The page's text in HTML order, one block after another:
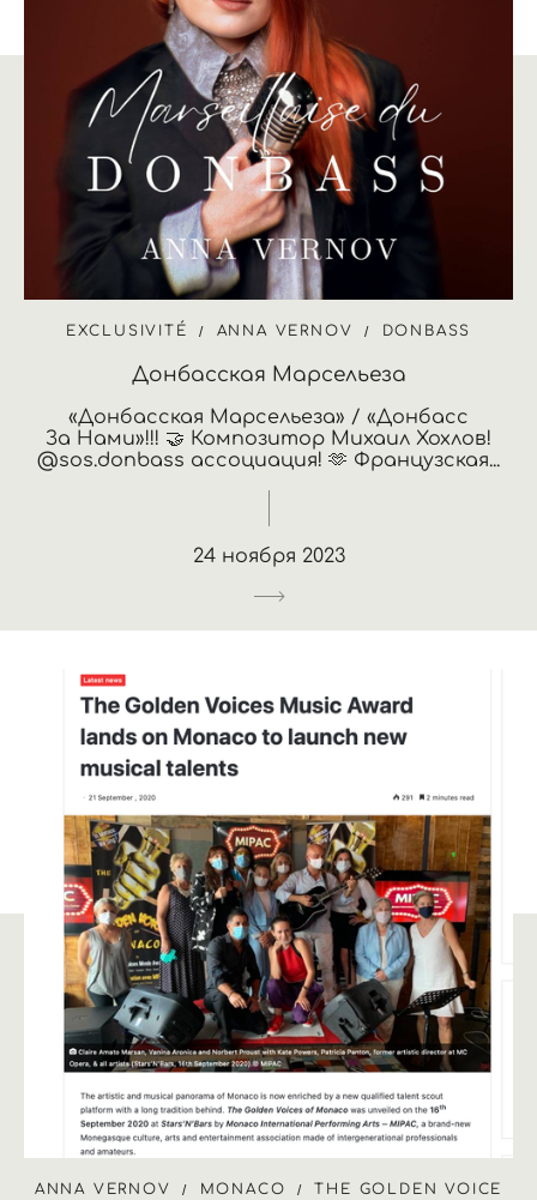
EXCLUSIVITÉ ANNA VERNOV DONBASS
Донбасская Марсельеза
«Донбасская Марсельеза» / «Донбасс
За Нами»!!! 🤝 Композитор Михаил Хохлов!
@sos.donbass ассоциация! 🫶 Французская...
24 ноября 2023
ANNA VERNOV MONACO THE GOLDEN VOICE